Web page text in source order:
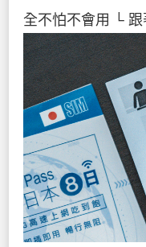
全不怕不會用 └ 跟